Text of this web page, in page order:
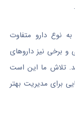
نوع دارو متفاوت
و برخی نیز داروهای
تلاش ما این است
برای مدیریت بهتر